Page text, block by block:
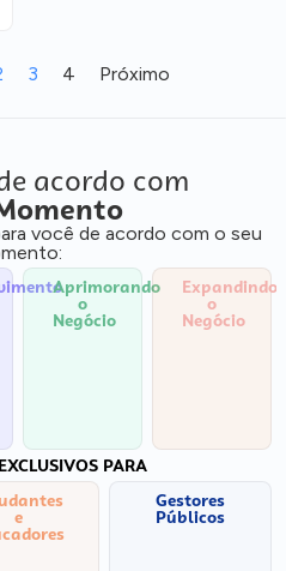
3 4 Próximo
acordo com
você de acordo com o seu
Aprimorando
o
Negócio
Expandindo
o
Negócio
PARA
e
Gestores
Públicos